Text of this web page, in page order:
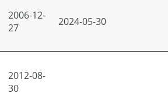
2006-12-
27
2024-05-30
2012-08-
30